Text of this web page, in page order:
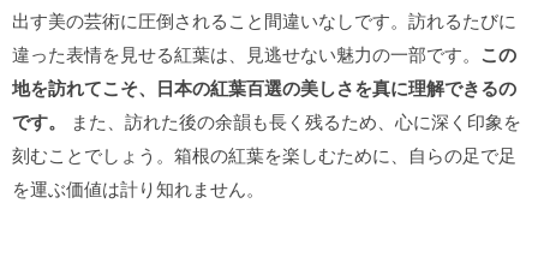
出す美の芸術に圧倒されること間違いなしです。訪れるたびに
違った表情を見せる紅葉は、見逃せない魅力の一部です。 この
地を訪れてこそ、日本の紅葉百選の美しさを真に理解できるの
です。
また、訪れた後の余韻も長く残るため、心に深く印象を
刻むことでしょう。箱根の紅葉を楽しむために、自らの足で足
を運ぶ価値は計り知れません。